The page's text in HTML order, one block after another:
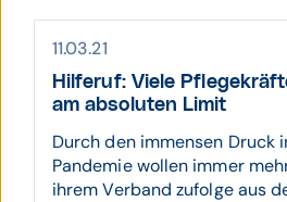
11.03.21
Hilferuf: Viele
am absoluten Limit
Durch den immensen Druck
Pandemie wollen immer
ihrem Verband zufolge aus